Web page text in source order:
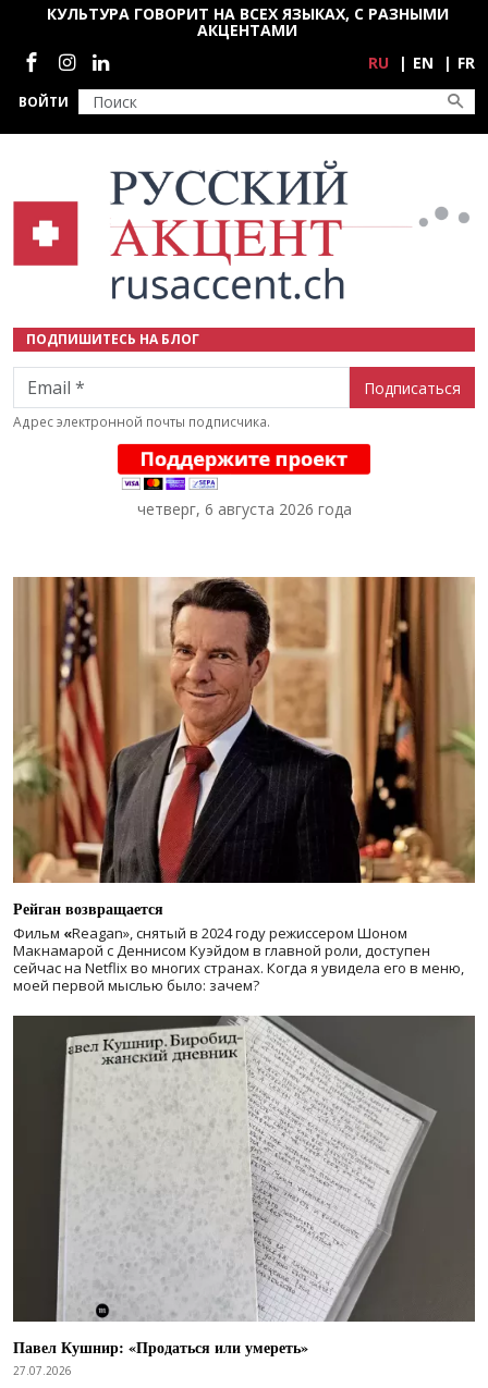
Перейти к основному содержанию
ВОЙТИ
КУЛЬТУРА ГОВОРИТ НА ВСЕХ ЯЗЫКАХ, С РАЗНЫМИ
АКЦЕНТАМИ
Социальные сети
RU EN FR
ПОДПИШИТЕСЬ НА БЛОГ
Email
Адрес электронной почты подписчика.
четверг, 6 августа 2026 года
Рейган возвращается
Фильм «Reagan», снятый в 2024 годурежиссером Шоном
Макнамарой с Деннисом Куэйдом в главной роли, доступен
сейчас на Netflix во многих странах. Когда я увидела его в меню,
моей первой мыслью было: зачем?
Павел Кушнир: «Продаться или умереть»
27.07.2026